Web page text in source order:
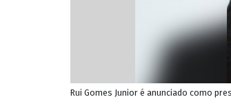
Rui Gomes Junior é anunciado como